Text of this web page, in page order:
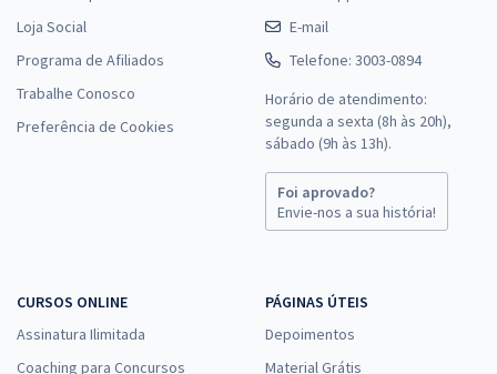
Loja Social
Programa de Afiliados
Trabalhe Conosco
Preferência de Cookies
E-mail
Telefone: 3003-0894
Horário de atendimento:
segunda a sexta (8h às 20h),
sábado (9h às 13h).
Foi aprovado?
Envie-nos a sua história!
CURSOS ONLINE
Assinatura Ilimitada
Coaching para Concursos
PÁGINAS ÚTEIS
Depoimentos
Material Grátis